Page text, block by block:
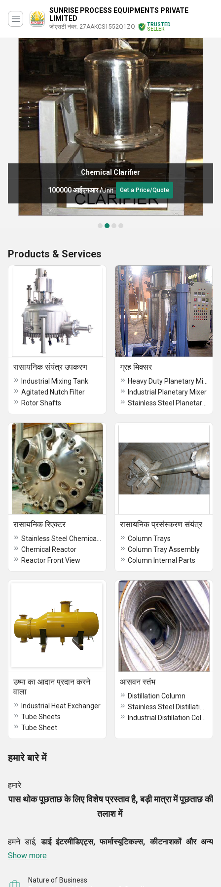
SUNRISE PROCESS EQUIPMENTS PRIVATE
LIMITED
जीएसटी नंबर. 27AAKCS1552Q1ZQ
TRUSTED
SELLER
Chemical Clarifier
100000 आईएनआर/Unit Get a Price/Quote
Products & Services
रासायनिक संयंत्र उपकरण
Industrial Mixing Tank
Agitated Nutch Filter
Rotor Shafts
ग्रह मिक्सर
Industrial Planetary Mixer
रासायनिक रिएक्टर
Chemical Reactor
Reactor Front View
रासायनिक प्रसंस्करण संयंत्र
Column Trays
Column Tray Assembly
Column Internal Parts
उष्मा का आदान प्रदान करने
वाला
Industrial Heat Exchanger
Tube Sheets
Tube Sheet
आसवन स्तंभ
Distillation Column
हमारे बारे में
हमारे
पास थोक पूछताछ के लिए विशेष प्रस्ताव है, बड़ी मात्रा में पूछताछ की
तलाश में
हमने डाई,डाई इंटरमीडिएट्स, फार्मास्यूटिकल्स, कीटनाशकों और अन्य
जैविक और अकार्बनिक पौधों के लिए रासायनिक संयंत्र मशीनरी और
आपूर्तिकर्ताओं में से एक बनने के लिए हमारी कंपनी
Show more
Nature of Business